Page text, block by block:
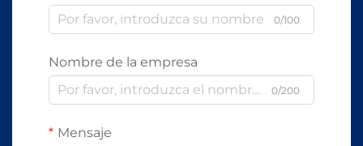
0/100
Nombre de la empresa
0/200
Mensaje